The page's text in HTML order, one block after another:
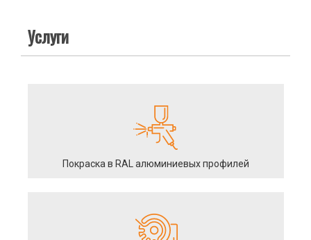
Услуги
Покраска в RAL алюминиевых профилей